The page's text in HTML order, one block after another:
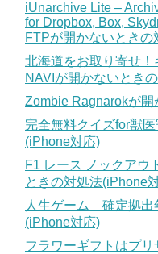
iUnarchive Lite –
for Dropbox, Box,
FTPが開かないとき
北海道をお取り寄せ
NAVIが開かないとき
Zombie Ragnarokが
完全無料クイズfor獣
(iPhone対応)
F1 レース ノックアウ
ときの対処法(iPhone
人生ゲーム 確定拠出
(iPhone対応)
フラワーギフトはプ